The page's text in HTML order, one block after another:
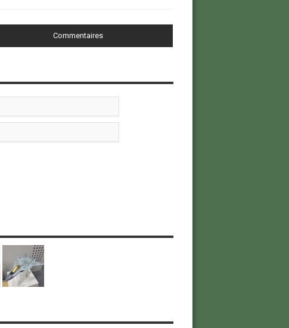
Commentaires